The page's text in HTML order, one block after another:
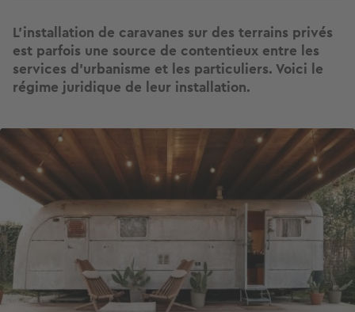
L’installation de caravanes sur des terrains privés
est parfois une source de contentieux entre les
services d’urbanisme et les particuliers. Voici le
régime juridique de leur installation.
Image